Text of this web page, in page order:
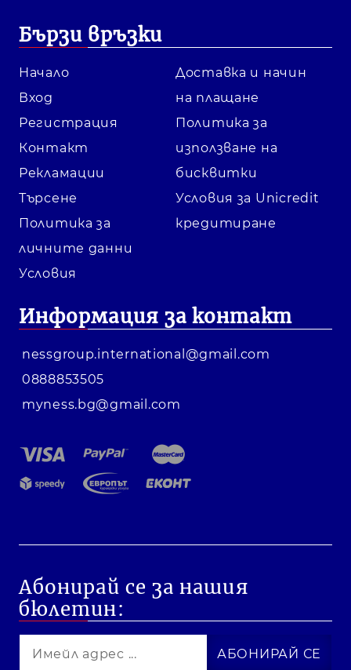
Бързи връзки
Начало
Вход
Регистрация
Контакт
Рекламации
Търсене
Политика за
личните данни
Условия
Доставка и начин
на плащане
Политика за
използване на
бисквитки
Условия за Unicredit
кредитиране
Информация за контакт
nessgroup.international@gmail.com
0888853505
myness.bg@gmail.com
Абонирай се за нашия
бюлетин: